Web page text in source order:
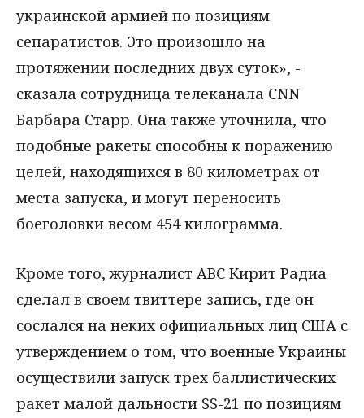
украинской армией по позициям
сепаратистов. Это произошло на
протяжении последних двух суток», -
сказала сотрудница телеканала CNN
Барбара Старр. Она также уточнила, что
подобные ракеты способны к поражению
целей, находящихся в 80 километрах от
места запуска, и могут переносить
боеголовки весом 454 килограмма.
Кроме того, журналист ABC Кирит Радиа
сделал в своем твиттере запись, где он
сослался на неких официальных лиц США с
утверждением о том, что военные Украины
осуществили запуск трех баллистических
ракет малой дальности SS-21 по позициям